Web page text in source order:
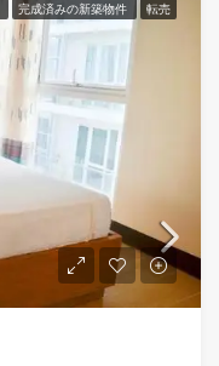
完成済みの新築物件 転売